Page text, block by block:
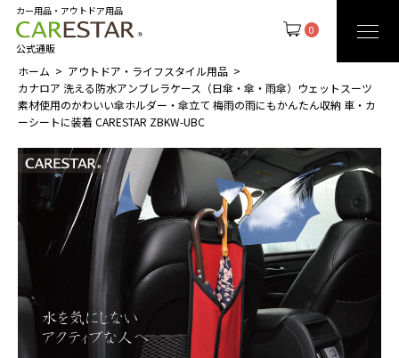
0
カー用品・アウトドア用品
公式通販
ホーム
アウトドア・ライフスタイル用品
カナロア 洗える防水アンブレラケース（日傘・傘・雨傘）ウェットスーツ
素材使用のかわいい傘ホルダー・傘立て 梅雨の雨にもかんたん収納 車・カ
ーシートに装着 CARESTAR ZBKW-UBC